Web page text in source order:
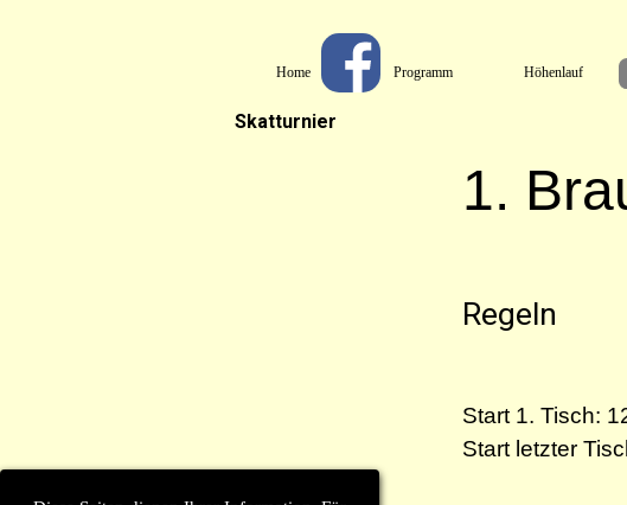
Home Programm Höhenlauf
Skatturnier
1.
Regeln
Start 1. Tisch:
Start letzter